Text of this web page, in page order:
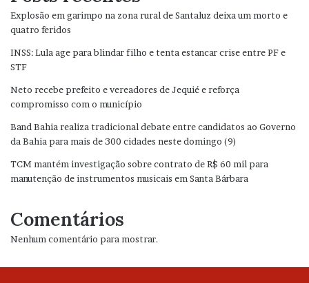
Explosão em garimpo na zona rural de Santaluz deixa um morto e
quatro feridos
INSS: Lula age para blindar filho e tenta estancar crise entre PF e
STF
Neto recebe prefeito e vereadores de Jequié e reforça
compromisso com o município
Band Bahia realiza tradicional debate entre candidatos ao Governo
da Bahia para mais de 300 cidades neste domingo (9)
TCM mantém investigação sobre contrato de R$ 60 mil para
manutenção de instrumentos musicais em Santa Bárbara
Comentários
Nenhum comentário para mostrar.